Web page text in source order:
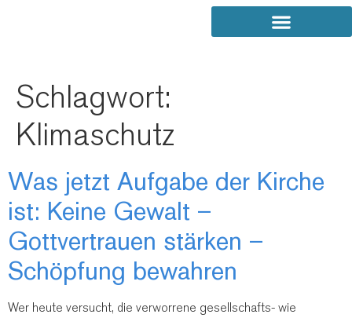
Schlagwort:
Klimaschutz
Was jetzt Aufgabe der Kirche
ist: Keine Gewalt –
Gottvertrauen stärken –
Schöpfung bewahren
Wer heute versucht, die verworrene gesellschafts- wie